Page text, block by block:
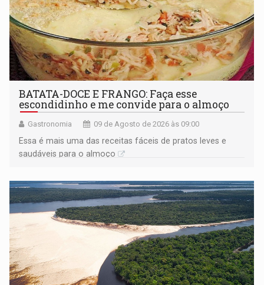
BATATA-DOCE E FRANGO: Faça esse
escondidinho e me convide para o almoço
Gastronomia 09 de Agosto de 2026 às 09:00
Essa é mais uma das receitas fáceis de pratos leves e
saudáveis para o almoço